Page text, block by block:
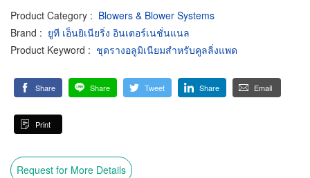
Product Category : Blowers & Blower Systems
Brand : ยูที เอ็นยิเนียริ่ง อินเตอร์เนชั่นแนล
Product Keyword : ชุดรางอลูมิเนียมสำหรับคูลลิ่งแพด
Share Share Tweet Share Email
Print
Request for More Details